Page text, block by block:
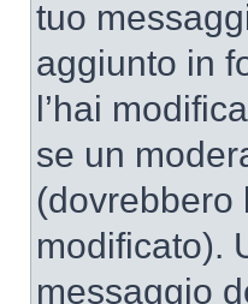
tuo
aggiunto in
l’hai
se un
(dovrebbero
modificato).
messaggio